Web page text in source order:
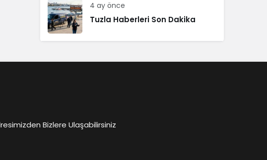
4 ay önce
Tuzla Haberleri Son Dakika
Bizlere Ulaşabilirsiniz